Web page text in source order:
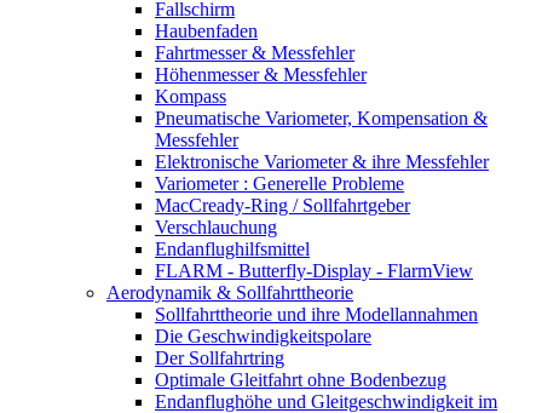
Fallschirm
Haubenfaden
Fahrtmesser & Messfehler
Höhenmesser & Messfehler
Kompass
Pneumatische Variometer, Kompensation &
Messfehler
Elektronische Variometer & ihre Messfehler
Variometer : Generelle Probleme
MacCready-Ring / Sollfahrtgeber
Verschlauchung
Endanflughilfsmittel
FLARM - Butterfly-Display - FlarmView
Aerodynamik & Sollfahrttheorie
Sollfahrttheorie und ihre Modellannahmen
Die Geschwindigkeitspolare
Der Sollfahrtring
Optimale Gleitfahrt ohne Bodenbezug
Endanflughöhe und Gleitgeschwindigkeit im